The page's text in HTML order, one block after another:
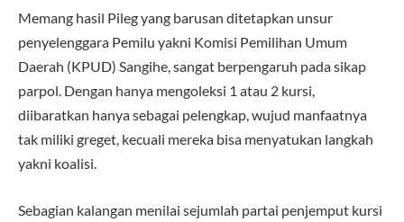
Memang hasil Pileg yang barusan ditetapkan unsur
penyelenggara Pemilu yakni Komisi Pemilihan Umum
Daerah (KPUD) Sangihe, sangat berpengaruh pada sikap
parpol. Dengan hanya mengoleksi 1 atau 2 kursi,
diibaratkan hanya sebagai pelengkap, wujud manfaatnya
tak miliki greget, kecuali mereka bisa menyatukan langkah
yakni koalisi.
Sebagian kalangan menilai sejumlah partai penjemput kursi